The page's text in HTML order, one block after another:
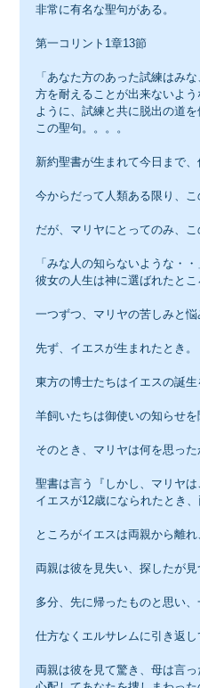
非常に有名な聖句がある。
第一コリント1章13節
「あなた方のあった試練はみ
方を耐えることが出来ないよ
ように、試練と共に脱出の道を
この聖句。。。。
新約聖書が生まれて今日まで
今からだって人類ある限り、
だが、マリヤにとってのみ、こ
「みな人の知らないような・
彼女の人生は神に選ばれたと
一つずつ、マリヤの苦しみと悩
先ず、イエスが生まれたとき。
東方の博士たちはイエスの誕
羊飼いたちは御使いの知らせを
そのとき、マリヤは何を思った
聖書は言う『しかし、マリヤ
イエスが12歳になられたとき
ところがイエスは両親から離れ
両親は彼を見失い、探したが見
多分、先に帰ったものと思い
仕方なくエルサレムに引き返
両親は彼を見て驚き、母は言